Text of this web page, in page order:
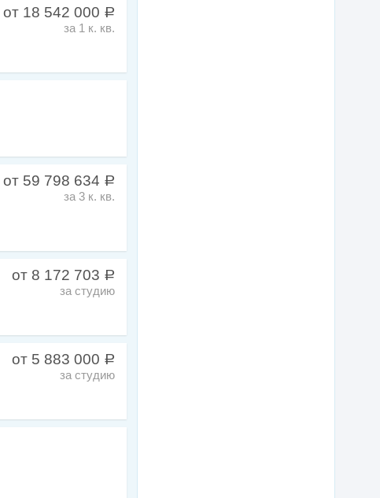
от 18 542 000 a
за 1 к. кв.
от 59 798 634 a
за 3 к. кв.
от 8 172 703 a
за студию
от 5 883 000 a
за студию